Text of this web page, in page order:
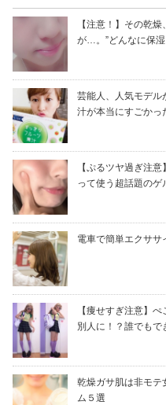
【注意！】その乾
が…。”どんなに保
芸能人、人気モデル
汁が本当にすごかっ
【ぷるツヤ過ぎ注
って使う超話題の
電車で簡単エクササ
【痩せすぎ注意】
別人に！？誰でも
乾燥ガサ肌は非モテ
ム５選